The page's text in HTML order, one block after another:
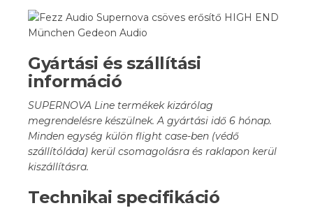
Gyártási és szállítási
információ
SUPERNOVA Line termékek kizárólag
megrendelésre készülnek. A gyártási idő 6 hónap.
Minden egység külön flight case-ben (védő
szállítóláda) kerül csomagolásra és raklapon kerül
kiszállításra.
Technikai specifikáció